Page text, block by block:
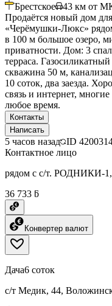
Брестское 43 км от
Продаётся новый дом
«Черёмушки-Люкс»
в 100 м большое озеро,
приватности. Дом: 3
терраса.
скважина 50 м,
10 соток, два заезда.
связь и интернет,
любое время.
Контакты
Написать
5 часов назад ID
Контактное лицо
рядом с с/т. РОДНИКИ-1,
36 733 ƃ
Конвертер валют
Дача6 соток
с/т Медик, 44,